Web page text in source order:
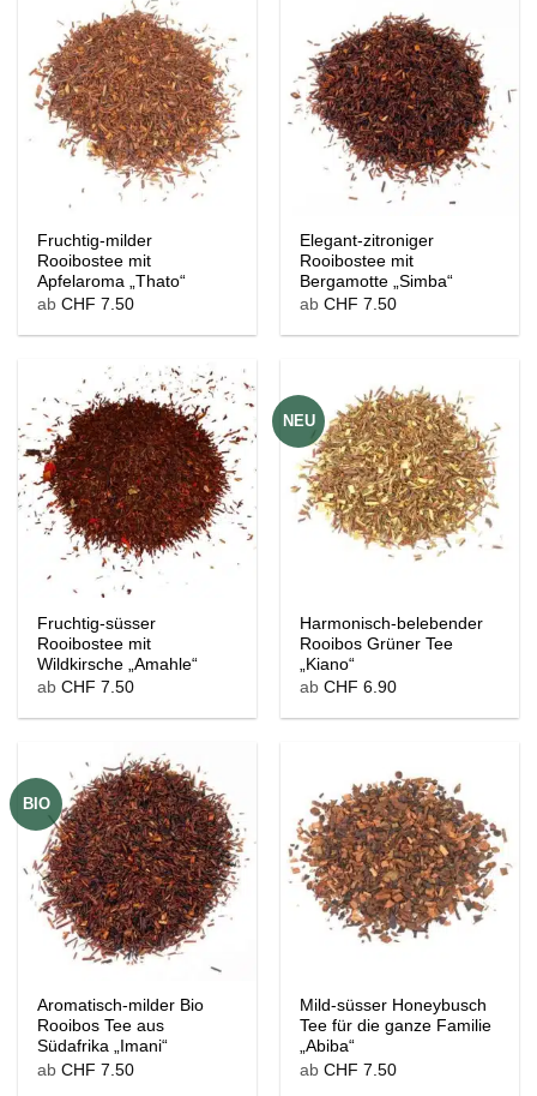
Fruchtig-milder
Rooibostee mit
Apfelaroma „Thato“
abCHF 7.50
Elegant-zitroniger
Rooibostee mit
Bergamotte „Simba“
abCHF 7.50
Fruchtig-süsser
Rooibostee mit
Wildkirsche „Amahle“
abCHF 7.50
NEU
Harmonisch-belebender
Rooibos Grüner Tee
„Kiano“
abCHF 6.90
BIO
Aromatisch-milder Bio
Rooibos Tee aus
Südafrika „Imani“
abCHF 7.50
Mild-süsser Honeybusch
Tee für die ganze Familie
„Abiba“
abCHF 7.50